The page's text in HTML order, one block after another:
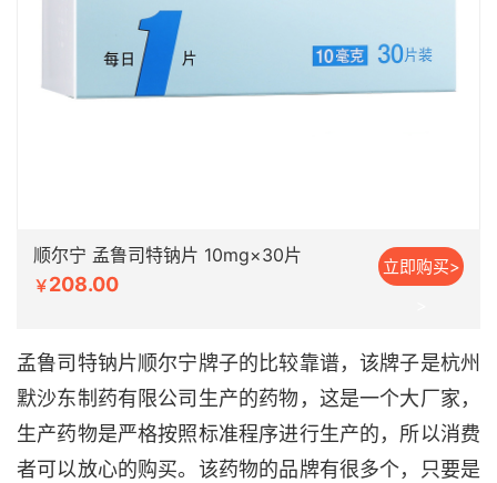
顺尔宁 孟鲁司特钠片 10mg×30片
￥208.00
立即购买>
孟鲁司特钠片顺尔宁牌子的比较靠谱，该牌子是杭州
默沙东制药有限公司生产的药物，这是一个大厂家，
生产药物是严格按照标准程序进行生产的，所以消费
者可以放心的购买。该药物的品牌有很多个，只要是